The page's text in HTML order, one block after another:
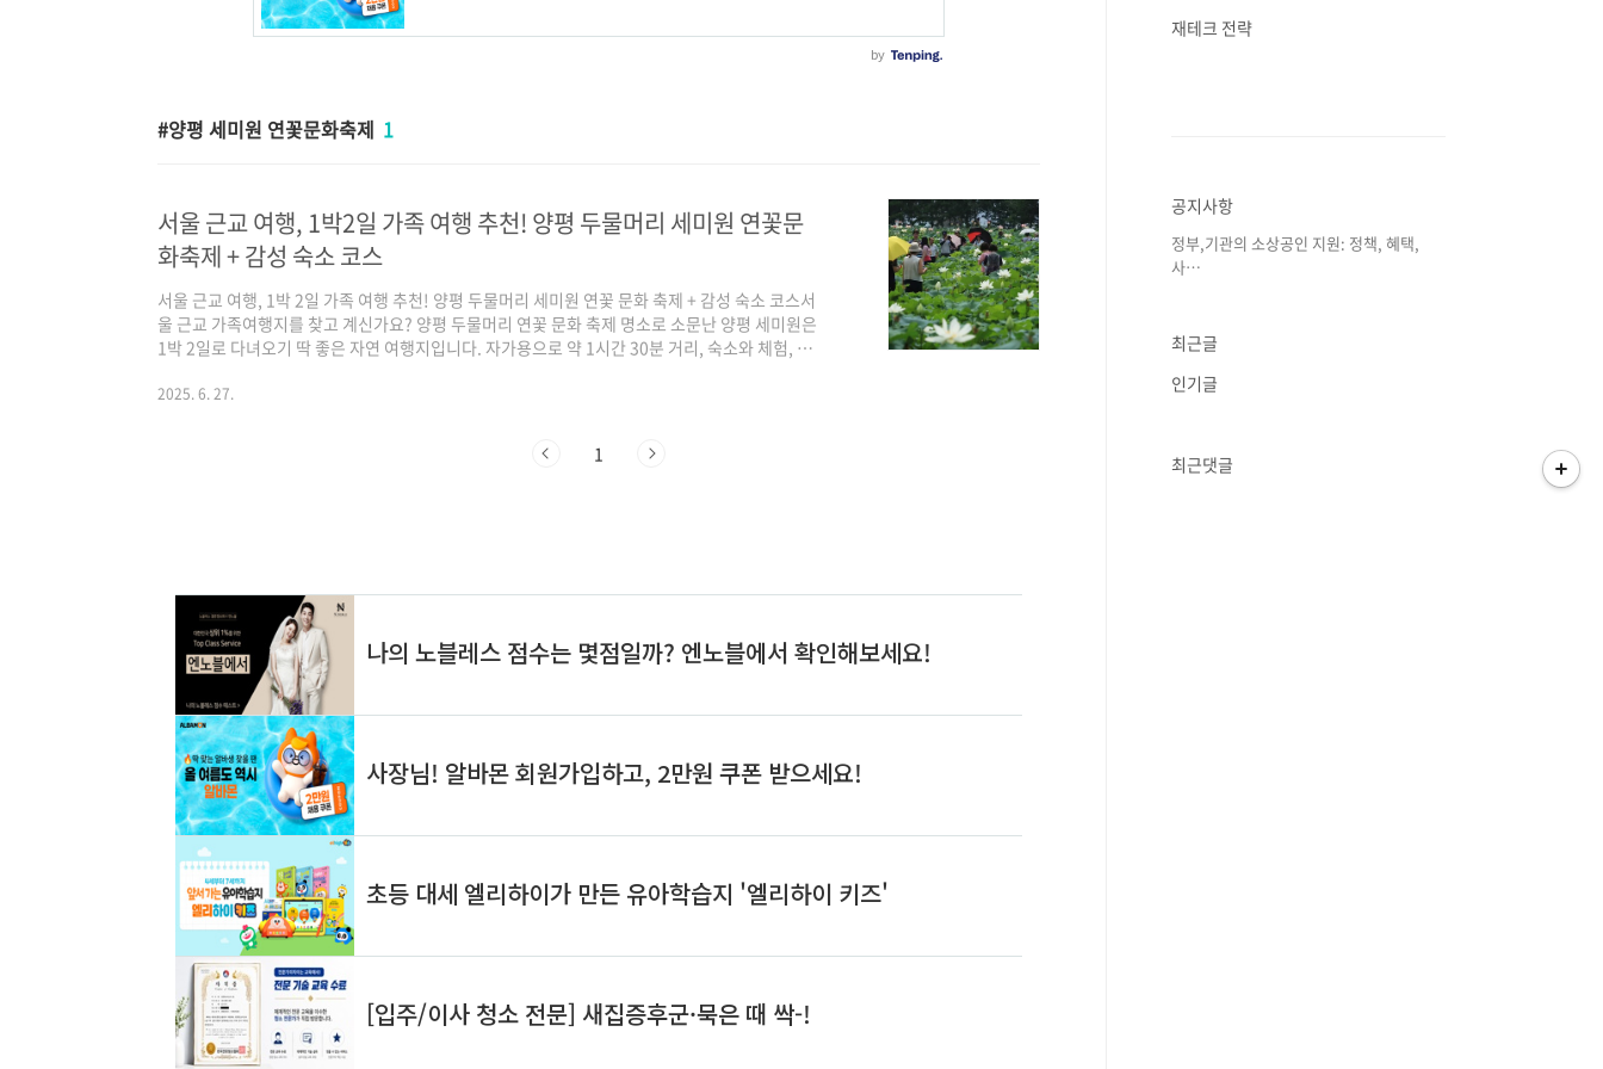
양평 세미원 연꽃문화축제 1
서울 근교 여행, 1박2일 가족 여행 추천! 양평 두물머리 세미원 연꽃문
화축제 + 감성 숙소 코스
서울 근교 여행, 1박 2일 가족 여행 추천! 양평 두물머리 세미원 연꽃 문화 축제 + 감성 숙소 코스서
울 근교 가족여행지를 찾고 계신가요? 양평 두물머리 연꽃 문화 축제 명소로 소문난 양평 세미원은
1박 2일로 다녀오기 딱 좋은 자연 여행지입니다. 자가용으로 약 1시간 30분 거리, 숙소와 체험, 먹
연정화공원으로서, 경기도로부터 약 100억 원의 자금을 지원받아 조성하였다. 면적 207,587㎡
과 부유물질이 거의 제거된 뒤 팔당댐으로 흘러들어 가도록 구성하였다.세미원 자연정화공원은 크
2025. 6. 27.
1
재테크 전략
공지사항
정부,기관의 소상공인 지원: 정책, 혜택,
사⋯
최근글
인기글
최근댓글